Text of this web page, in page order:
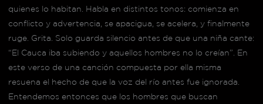
quienes lo habitan. Habla en distintos tonos: comienza en
conflicto y advertencia, se apacigua, se acelera, y finalmente
ruge. Grita. Solo guarda silencio antes de que una niña cante:
“El Cauca iba subiendo y aquellos hombres no lo creían”. En
este verso de una canción compuesta por ella misma
resuena el hecho de que la voz del río antes fue ignorada.
Entendemos entonces que los hombres que buscan